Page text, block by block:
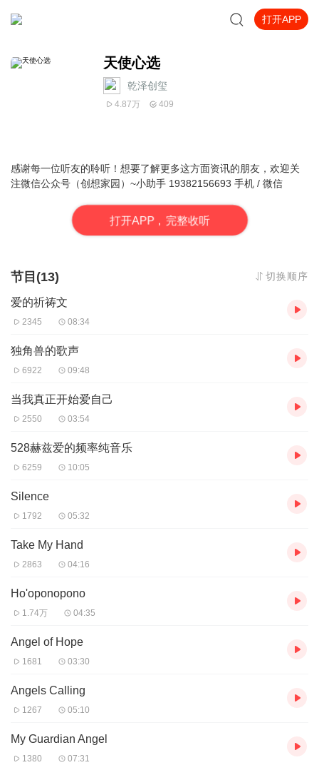
打开APP
天使心选
乾泽创玺
4.87万 409
感谢每一位听友的聆听！想要了解更多这方面资讯的朋友，欢迎关
注微信公众号（创想家园 ）~小助手 19382156693 手机 / 微信
打开APP，完整收听
节目(13) 切换顺序
爱的祈祷文
2345 08:34
独角兽的歌声
6922 09:48
当我真正开始爱自己
2550 03:54
528赫兹爱的频率纯音乐
6259 10:05
Silence
1792 05:32
Take My Hand
2863 04:16
Ho'oponopono
1.74万 04:35
Angel of Hope
1681 03:30
Angels Calling
1267 05:10
My Guardian Angel
1380 07:31